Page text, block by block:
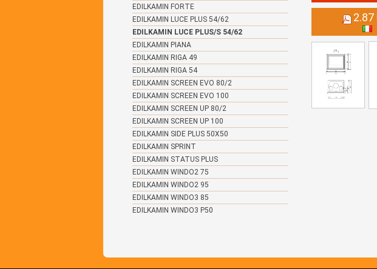
EDILKAMIN FORTE
EDILKAMIN LUCE PLUS 54/62
EDILKAMIN LUCE PLUS/S 54/62
EDILKAMIN PIANA
EDILKAMIN RIGA 49
EDILKAMIN RIGA 54
EDILKAMIN SCREEN EVO 80/2
EDILKAMIN SCREEN EVO 100
EDILKAMIN SCREEN UP 80/2
EDILKAMIN SCREEN UP 100
EDILKAMIN SIDE PLUS 50X50
EDILKAMIN SPRINT
EDILKAMIN STATUS PLUS
EDILKAMIN WINDO2 75
EDILKAMIN WINDO2 95
EDILKAMIN WINDO3 85
EDILKAMIN WINDO3 P50
2.87